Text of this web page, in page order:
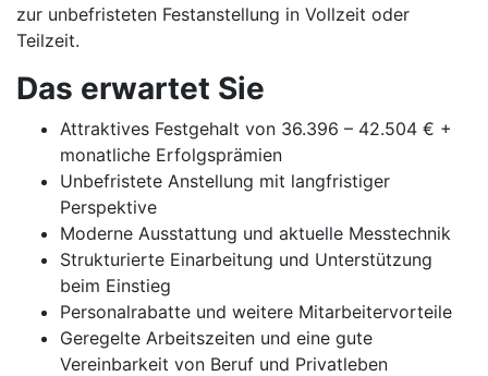
zur unbefristeten Festanstellung in Vollzeit oder
Teilzeit.
Das erwartet Sie
Attraktives Festgehalt von 36.396 – 42.504 € +
monatliche Erfolgsprämien
Unbefristete Anstellung mit langfristiger
Perspektive
Moderne Ausstattung und aktuelle Messtechnik
Strukturierte Einarbeitung und Unterstützung
beim Einstieg
Personalrabatte und weitere Mitarbeitervorteile
Geregelte Arbeitszeiten und eine gute
Vereinbarkeit von Beruf und Privatleben